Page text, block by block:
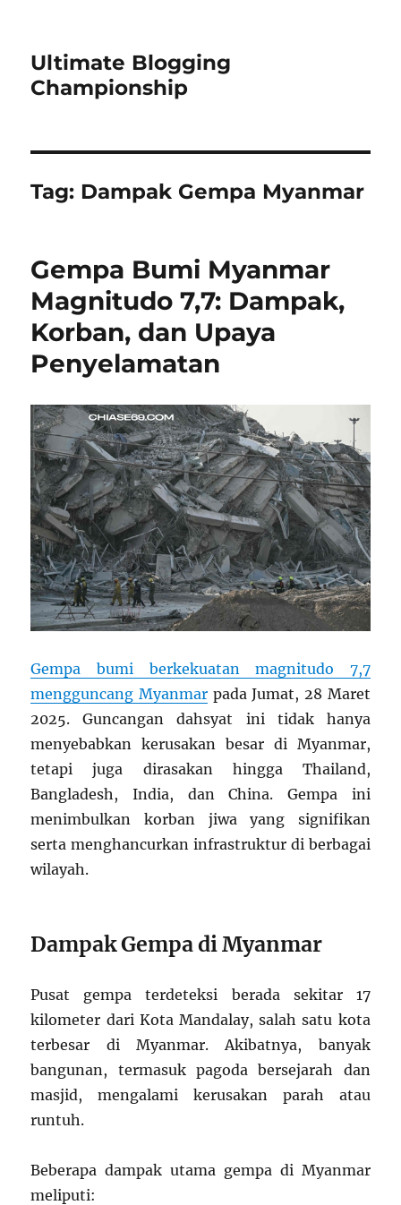
Ultimate Blogging
Championship
Tag: Dampak Gempa Myanmar
Gempa Bumi Myanmar
Magnitudo 7,7: Dampak,
Korban, dan Upaya
Penyelamatan
Gempa bumi berkekuatan magnitudo 7,7
mengguncang Myanmar pada Jumat, 28 Maret
2025. Guncangan dahsyat ini tidak hanya
menyebabkan kerusakan besar di Myanmar,
tetapi juga dirasakan hingga Thailand,
Bangladesh, India, dan China. Gempa ini
menimbulkan korban jiwa yang signifikan
serta menghancurkan infrastruktur di berbagai
wilayah.
Dampak Gempa di Myanmar
Pusat gempa terdeteksi berada sekitar 17
kilometer dari Kota Mandalay, salah satu kota
terbesar di Myanmar. Akibatnya, banyak
bangunan, termasuk pagoda bersejarah dan
masjid, mengalami kerusakan parah atau
runtuh.
Beberapa dampak utama gempa di Myanmar
meliputi: